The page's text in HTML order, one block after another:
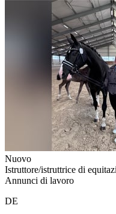
Nuovo
Istruttore/istruttrice di
Annunci di lavoro
DE